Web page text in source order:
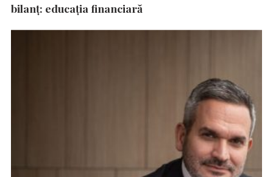
bilanț: educația financiară